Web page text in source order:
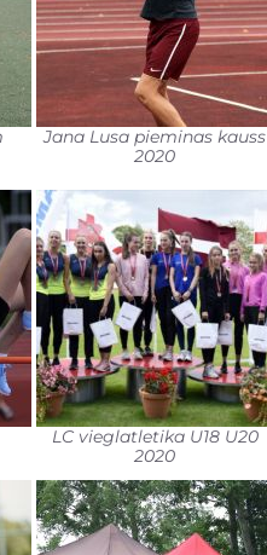
Jana Lusa pieminas kauss
2020
LC vieglatletika U18 U20
2020